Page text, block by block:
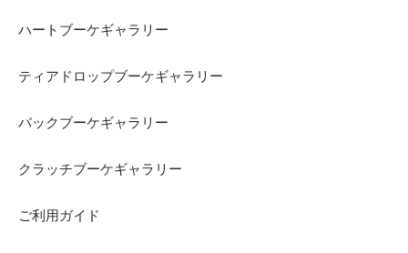
ハートブーケギャラリー
ティアドロップブーケギャラリー
バックブーケギャラリー
クラッチブーケギャラリー
ご利用ガイド